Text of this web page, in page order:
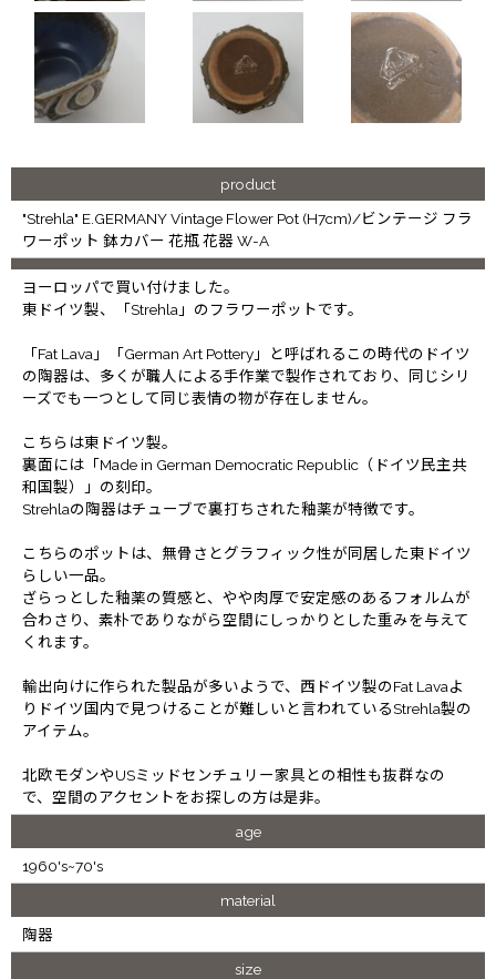
product
"Strehla" E.GERMANY Vintage Flower Pot (H7cm)/ビンテージ フラ
ワーポット 鉢カバー 花瓶 花器 W-A
ヨーロッパで買い付けました。
東ドイツ製、「Strehla」のフラワーポットです。
「Fat Lava」「German Art Pottery」と呼ばれるこの時代のドイツ
の陶器は、多くが職人による手作業で製作されており、同じシリ
ーズでも一つとして同じ表情の物が存在しません。
こちらは東ドイツ製。
裏面には「Made in German Democratic Republic（ドイツ民主共
和国製）」の刻印。
Strehlaの陶器はチューブで裏打ちされた釉薬が特徴です。
こちらのポットは、無骨さとグラフィック性が同居した東ドイツ
らしい一品。
ざらっとした釉薬の質感と、やや肉厚で安定感のあるフォルムが
合わさり、素朴でありながら空間にしっかりとした重みを与えて
くれます。
輸出向けに作られた製品が多いようで、西ドイツ製のFat Lavaよ
りドイツ国内で見つけることが難しいと言われているStrehla製の
アイテム。
北欧モダンやUSミッドセンチュリー家具との相性も抜群なの
で、空間のアクセントをお探しの方は是非。
age
1960's~70's
material
陶器
size